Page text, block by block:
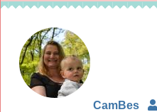
CamBes